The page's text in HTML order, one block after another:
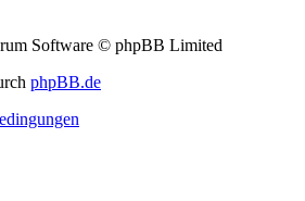
Software © phpBB Limited
phpBB.de